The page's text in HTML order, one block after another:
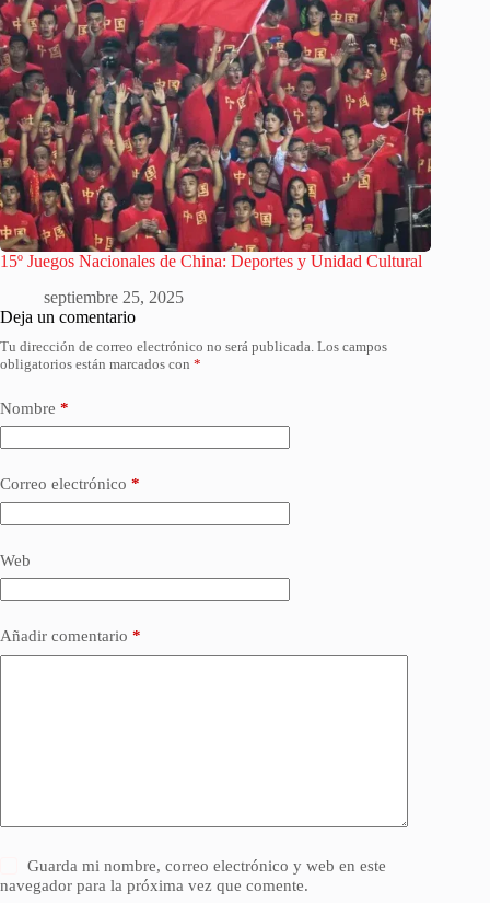
15º Juegos Nacionales de China: Deportes y Unidad Cultural
septiembre 25, 2025
Deja un comentario
Tu dirección de correo electrónico no será publicada. Los campos
obligatorios están marcados con *
Nombre *
Correo electrónico *
Web
Añadir comentario *
Guarda mi nombre, correo electrónico y web en este
navegador para la próxima vez que comente.